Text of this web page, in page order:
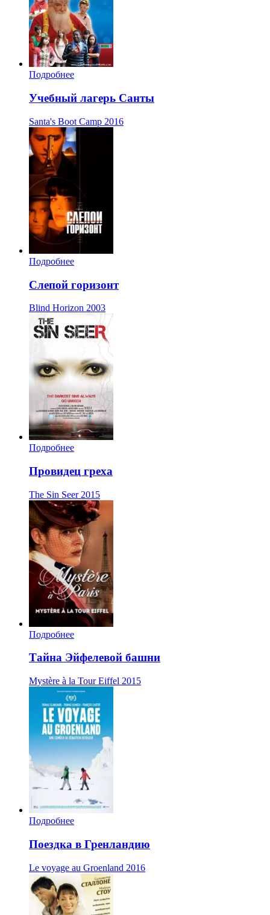
Подробнее
Учебный лагерь Санты
Santa's Boot Camp 2016
Подробнее
Слепой горизонт
Blind Horizon 2003
Подробнее
Провидец греха
The Sin Seer 2015
Подробнее
Тайна Эйфелевой башни
Mystère à la Tour Eiffel 2015
Подробнее
Поездка в Гренландию
Le voyage au Groenland 2016